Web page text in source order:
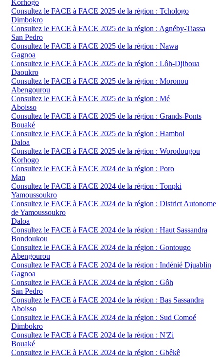
Korhogo
Consultez le FACE à FACE 2025 de la région : Tchologo
Dimbokro
Consultez le FACE à FACE 2025 de la région : Agnéby-Tiassa
San Pedro
Consultez le FACE à FACE 2025 de la région : Nawa
Gagnoa
Consultez le FACE à FACE 2025 de la région : Lôh-Djiboua
Daoukro
Consultez le FACE à FACE 2025 de la région : Moronou
Abengourou
Consultez le FACE à FACE 2025 de la région : Mé
Aboisso
Consultez le FACE à FACE 2025 de la région : Grands-Ponts
Bouaké
Consultez le FACE à FACE 2025 de la région : Hambol
Daloa
Consultez le FACE à FACE 2025 de la région : Worodougou
Korhogo
Consultez le FACE à FACE 2024 de la région : Poro
Man
Consultez le FACE à FACE 2024 de la région : Tonpki
Yamoussoukro
Consultez le FACE à FACE 2024 de la région : District Autonome
de Yamoussoukro
Daloa
Consultez le FACE à FACE 2024 de la région : Haut Sassandra
Bondoukou
Consultez le FACE à FACE 2024 de la région : Gontougo
Abengourou
Consultez le FACE à FACE 2024 de la région : Indénié Djuablin
Gagnoa
Consultez le FACE à FACE 2024 de la région : Gôh
San Pedro
Consultez le FACE à FACE 2024 de la région : Bas Sassandra
Aboisso
Consultez le FACE à FACE 2024 de la région : Sud Comoé
Dimbokro
Consultez le FACE à FACE 2024 de la région : N'Zi
Bouaké
Consultez le FACE à FACE 2024 de la région : Gbêkê